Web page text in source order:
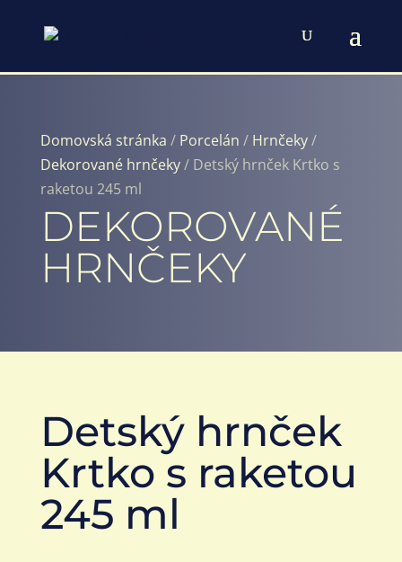
Domovská stránka / Porcelán / Hrnčeky/
Dekorované hrnčeky/ Detský hrnček Krtko s
raketou 245 ml
DEKOROVANÉ
HRNČEKY
Detský hrnček
Krtko s raketou
245 ml